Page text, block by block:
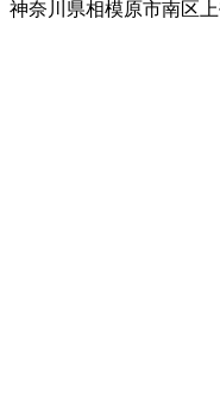
神奈川県相模原市南区